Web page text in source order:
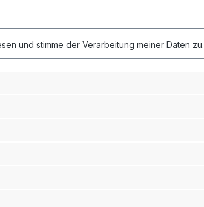
und stimme der Verarbeitung meiner Daten zu.